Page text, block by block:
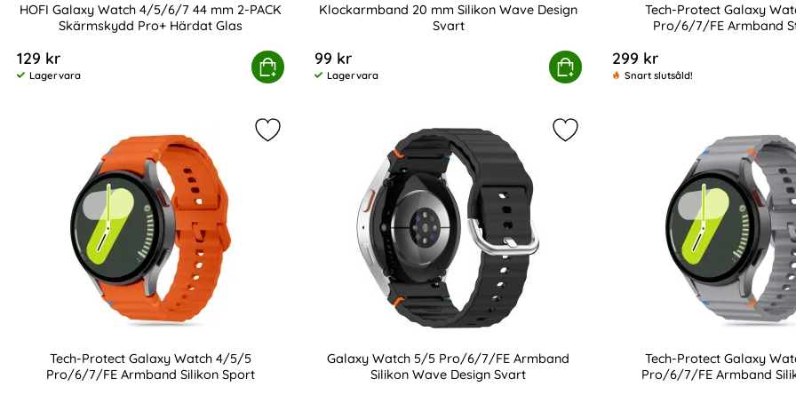
HOFI Galaxy Watch 4/5/6/7 44 mm 2-PACK
Skärmskydd Pro+ Härdat Glas
129 kr
Tillgänglighet:
Lagervara
Köp
HOFI Galaxy Watch 4/5/6/7 44 mm 2-PACK Skärmskydd Pro+ Härdat Glas
Klockarmband 20 mm Silikon Wave Design
Svart
99 kr
Tillgänglighet:
Lagervara
Köp
Klockarmband 20 mm Silikon Wave Design Svart
Tech-Protect Galaxy
Pro/6/7/FE Armband
299 kr
Snart slutsåld!
Tech-Protect Galaxy
Tech-Protect Galaxy Watch 4/5/5
Pro/6/7/FE Armband Silikon Sport
Markera tech-Protect Galaxy Watch 4/5/5 Pro/6/7/FE Armband Silikon Sport
Galaxy Watch 5/5 Pro/6/7/FE Armband
Silikon Wave Design Svart
Markera galaxy Watch 5/5 Pro/6/
Tech-Protect Galaxy
Pro/6/7/FE Armband